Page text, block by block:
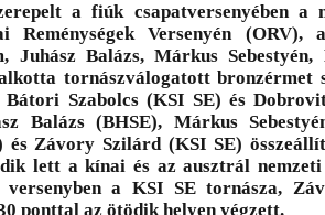
a fiúk csapatversenyében a
Reménységek Versenyén (ORV),
Juhász Balázs, Márkus
tornászválogatott bronzérmet
Szabolcs (KSI SE) és
Balázs (BHSE), Márkus
és Závory Szilárd (KSI SE)
lett a kínai és az ausztrál
versenyben a KSI SE tornásza,
ponttal az ötödik helyen végzett.